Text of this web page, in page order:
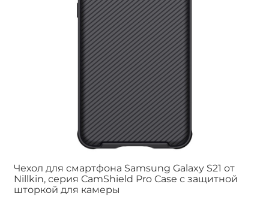
Чехол для смартфона Samsung Galaxy S21 от
Nillkin, серия CamShield Pro Case с защитной
шторкой для камеры